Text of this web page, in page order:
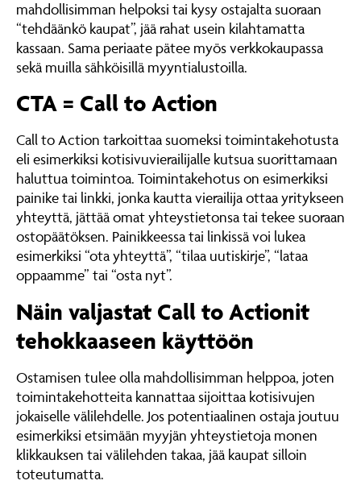
mahdollisimman helpoksi tai kysy ostajalta suoraan
“tehdäänkö kaupat”, jää rahat usein kilahtamatta
kassaan. Sama periaate pätee myös verkkokaupassa
sekä muilla sähköisillä myyntialustoilla.
CTA = Call to Action
Call to Action tarkoittaa suomeksi toimintakehotusta
eli esimerkiksi kotisivuvierailijalle kutsua suorittamaan
haluttua toimintoa. Toimintakehotus on esimerkiksi
painike tai linkki, jonka kautta vierailija ottaa yritykseen
yhteyttä, jättää omat yhteystietonsa tai tekee suoraan
ostopäätöksen. Painikkeessa tai linkissä voi lukea
esimerkiksi “ota yhteyttä”, “tilaa uutiskirje”, “lataa
oppaamme” tai “osta nyt”.
Näin valjastat Call to Actionit
tehokkaaseen käyttöön
Ostamisen tulee olla mahdollisimman helppoa, joten
toimintakehotteita kannattaa sijoittaa kotisivujen
jokaiselle välilehdelle. Jos potentiaalinen ostaja joutuu
esimerkiksi etsimään myyjän yhteystietoja monen
klikkauksen tai välilehden takaa, jää kaupat silloin
toteutumatta.